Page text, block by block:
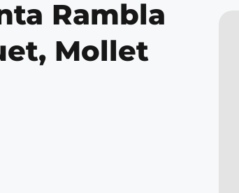
Rambla
Mollet